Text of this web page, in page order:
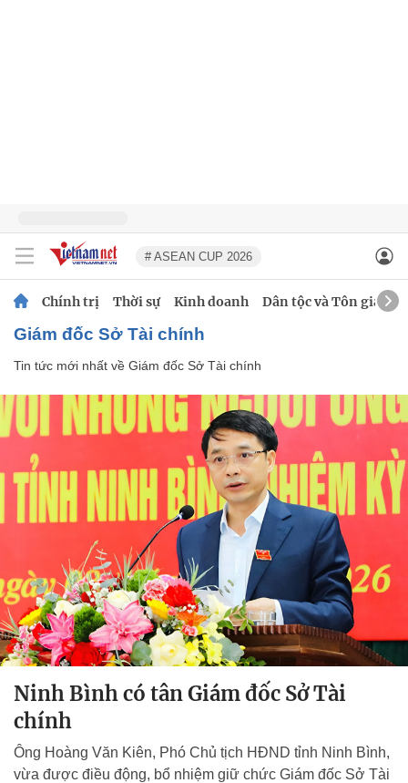
# ASEAN CUP 2026
Chính trị Thời sự Kinh doanh Dân tộc và Tôn giáo
Giám đốc Sở Tài chính
Tin tức mới nhất về Giám đốc Sở Tài chính
Ninh Bình có tân Giám đốc Sở Tài
chính
Ông Hoàng Văn Kiên, Phó Chủ tịch HĐND tỉnh Ninh Bình,
vừa được điều động, bổ nhiệm giữ chức Giám đốc Sở Tài